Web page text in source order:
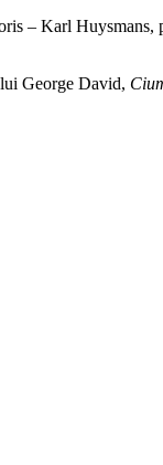
– Karl Huysmans,
George David,